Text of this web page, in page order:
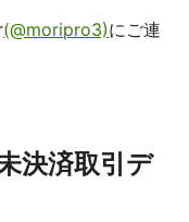
(@moripro3)にご連
決済取引デ